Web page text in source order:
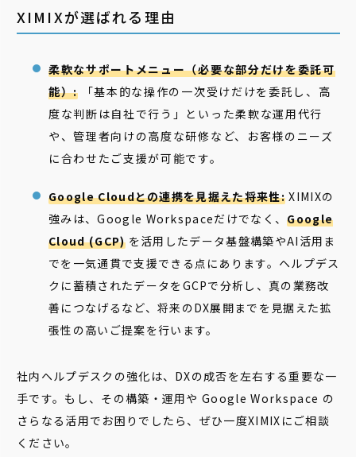
XIMIXが選ばれる理由
柔軟なサポートメニュー（必要な部分だけを委託可
能）: 「基本的な操作の一次受けだけを委託し、高
度な判断は自社で行う」といった柔軟な運用代行
や、管理者向けの高度な研修など、お客様のニーズ
に合わせたご支援が可能です。
Google Cloudとの連携を見据えた将来性: XIMIXの
強みは、Google Workspaceだけでなく、Google
Cloud (GCP)を活用したデータ基盤構築やAI活用ま
でを一気通貫で支援できる点にあります。ヘルプデス
クに蓄積されたデータをGCPで分析し、真の業務改
善につなげるなど、将来のDX展開までを見据えた拡
張性の高いご提案を行います。
社内ヘルプデスクの強化は、DXの成否を左右する重要な一
手です。もし、その構築・運用や Google Workspace の
さらなる活用でお困りでしたら、ぜひ一度XIMIXにご相談
ください。